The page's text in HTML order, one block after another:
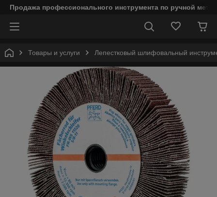
Продажа профессионального инструмента по ручной
Товары и услуги Лепестковый шлифовальный